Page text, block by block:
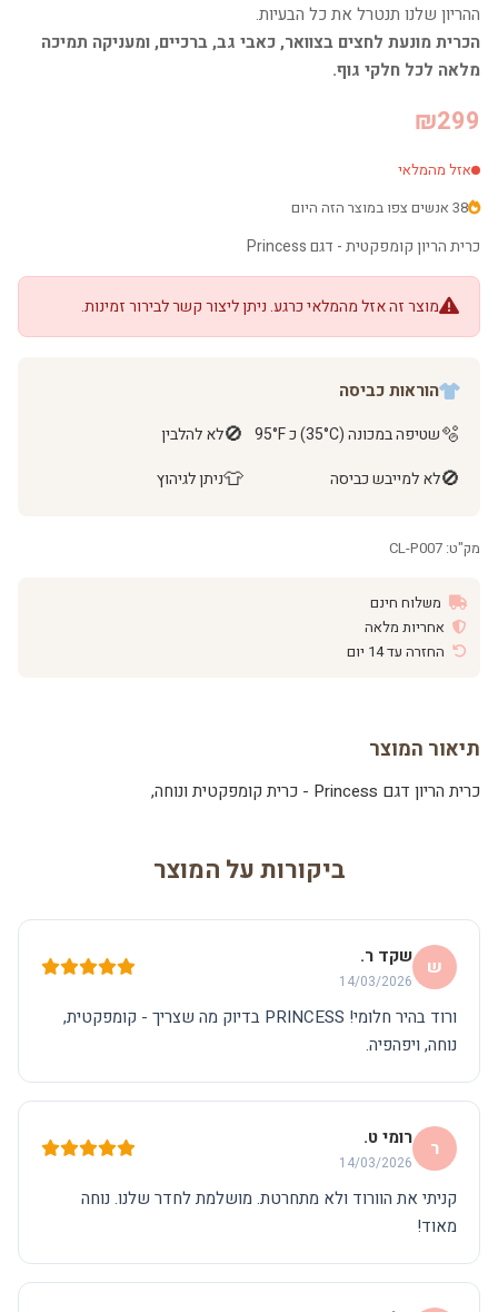
ההריון שלנו תנטרל את כל הבעיות.
הכרית מונעת לחצים בצוואר, כאבי גב, ברכיים, ומעניקה תמיכה
מלאה לכל חלקי גוף.
₪299
אזל מהמלאי
38 אנשים צפו במוצר הזה היום
כרית הריון קומפקטית - דגם Princess
מוצר זה אזל מהמלאי כרגע. ניתן ליצור קשר לבירור זמינות.
הוראות כביסה
🫧שטיפה במכונה (35°C) כ 95°F 🚫לא להלבין
🚫לא למייבש כביסה 👕ניתן לגיהוץ
מק"ט: CL-P007
משלוח חינם
אחריות מלאה
החזרה עד 14 יום
תיאור המוצר
כרית הריון דגם Princess - כרית קומפקטית ונוחה,
ביקורות על המוצר
ש שקד ר.
14/03/2026
ורוד בהיר חלומי! PRINCESS בדיוק מה שצריך - קומפקטית,
נוחה, ויפהפיה.
ר רומי ט.
14/03/2026
קניתי את הוורוד ולא מתחרטת. מושלמת לחדר שלנו. נוחה
מאוד!